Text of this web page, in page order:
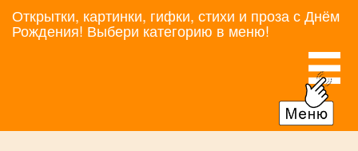
Открытки, картинки, гифки, стихи и проза с Днём
Рождения! Выбери категорию в меню!